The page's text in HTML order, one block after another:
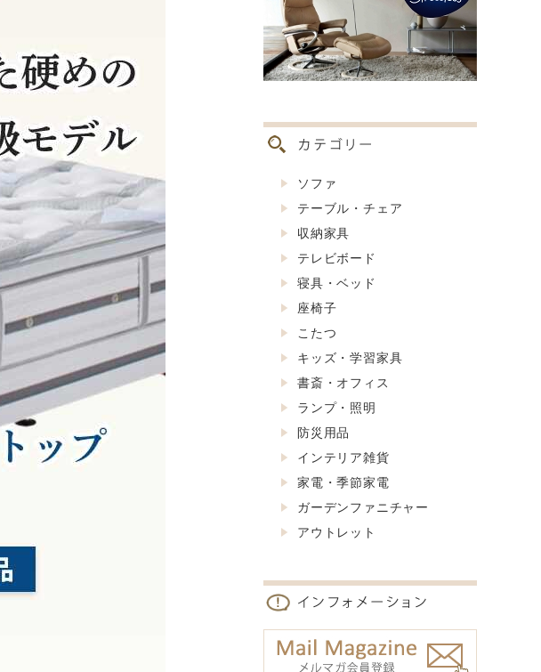
ソファ
テーブル・チェア
収納家具
テレビボード
寝具・ベッド
座椅子
こたつ
キッズ・学習家具
書斎・オフィス
ランプ・照明
防災用品
インテリア雑貨
家電・季節家電
ガーデンファニチャー
アウトレット